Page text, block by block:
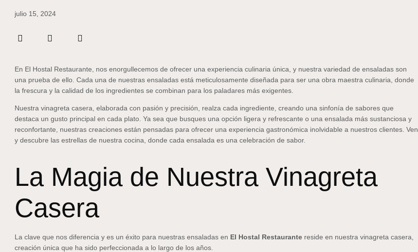
julio 15, 2024
En El Hostal Restaurante, nos enorgullecemos de ofrecer una experiencia culinaria única, y nuestra variedad de ensaladas son
una prueba de ello. Cada una de nuestras ensaladas está meticulosamente diseñada para ser una obra maestra culinaria, donde
la frescura y la calidad de los ingredientes se combinan para los paladares más exigentes.
Nuestra vinagreta casera, elaborada con pasión y precisión, realza cada ingrediente, creando una sinfonía de sabores que
destaca un gusto principal en cada plato. Ya sea que busques una opción ligera y refrescante o una ensalada más sustanciosa y
reconfortante, nuestras creaciones están pensadas para ofrecer una experiencia gastronómica inolvidable a nuestros clientes. Ven
y descubre las estrellas de nuestra cocina, donde cada ensalada es una celebración de sabor.
La Magia de Nuestra Vinagreta
Casera
La clave que nos diferencia y es un éxito para nuestras ensaladas en El Hostal Restaurante reside en nuestra vinagreta casera,
creación única que ha sido perfeccionada a lo largo de los años.